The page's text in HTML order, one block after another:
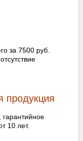
за 7500 руб.
продукция
10 лет.